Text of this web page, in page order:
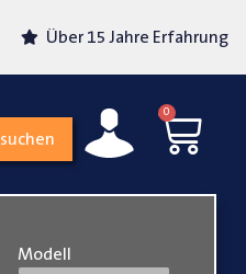
Über 15 Jahre Erfahrung
suchen
0
Modell